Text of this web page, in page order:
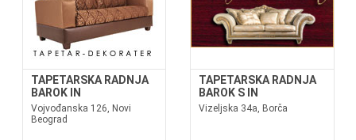
TAPETARSKA RADNJA
BAROK IN
Vojvođanska 126, Novi
Beograd
TAPETARSKA RADNJA
BAROK S IN
Vizeljska 34a, Borča